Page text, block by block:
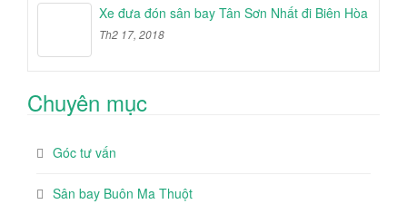
Xe đưa đón sân bay Tân Sơn Nhất đi Biên Hòa
Th2 17, 2018
Chuyên mục
Góc tư vấn
Sân bay Buôn Ma Thuột